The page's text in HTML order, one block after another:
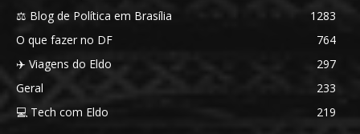
⚖️ Blog de Política em Brasília
1283
O que fazer no DF
764
✈️ Viagens do Eldo
297
Geral
233
💻 Tech com Eldo
219